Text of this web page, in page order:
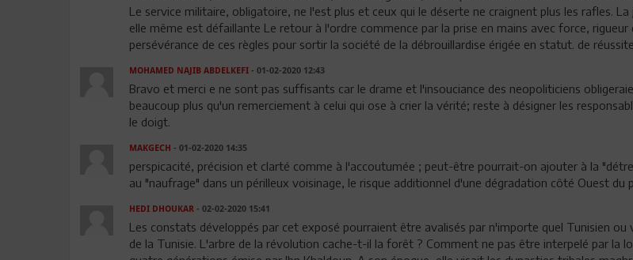
Le service militaire, obligatoire, ne l'est plus et ceux qui le déserte ne craignent plus les rafles. La
elle même est défaillante Le retour à l'ordre commence par la prise en mains avec force, rigueur
persévérance de ces règles pour sortir la société de la débrouillardise érigée en statut. de
MOHAMED NAJIB ABDELKEFI- 01-02-2020 12:43
Bravo et merci e ne sont pas suffisants car le drame et l'insouciance des neopoliticiens
beaucoup plus qu'un remerciement à celui qui ose à crier la vérité; reste à désigner les
le doigt.
MAKGECH - 01-02-2020 14:35
perspicacité, précision et clarté comme à l'accoutumée ; peut-être pourrait-on ajouter à la
au "naufrage" dans un périlleux voisinage, le risque additionnel d'une dégradation côté Ouest du
HEDI DHOUKAR- 02-02-2020 15:41
Les constats développés par cet exposé pourraient être avalisés par n'importe quel Tunisien ou
de la Tunisie. L'arbre de la révolution cache-t-il la forêt ? Comment ne pas être interpelé par la